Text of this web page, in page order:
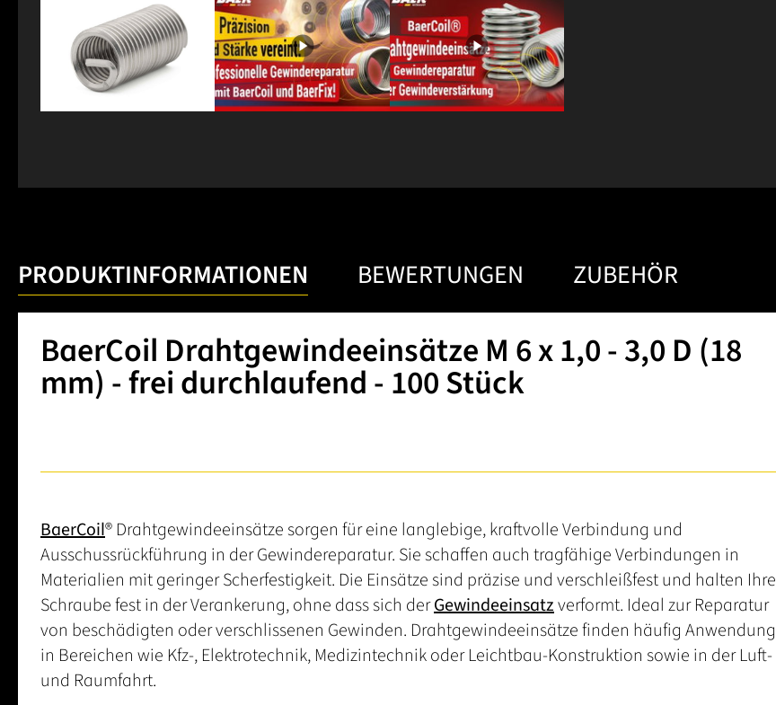
PRODUKTINFORMATIONEN BEWERTUNGEN ZUBEHÖR
BaerCoil Drahtgewindeeinsätze M 6 x 1,0 - 3,0 D (18
mm) - frei durchlaufend - 100 Stück
BaerCoil® Drahtgewindeeinsätze sorgen für eine langlebige, kraftvolle Verbindung und
Ausschussrückführung in der Gewindereparatur. Sie schaffen auch tragfähige Verbindungen in
Materialien mit geringer Scherfestigkeit. Die Einsätze sind präzise und verschleißfest und halten Ihre
Schraube fest in der Verankerung, ohne dass sich derGewindeeinsatzverformt. Ideal zur Reparatur
von beschädigten oder verschlissenen Gewinden. Drahtgewindeeinsätze finden häufig Anwendung
in Bereichen wie Kfz-, Elektrotechnik, Medizintechnik oder Leichtbau-Konstruktion sowie in der Luft-
und Raumfahrt.